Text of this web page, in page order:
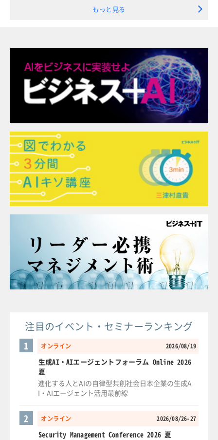
もっと見る
注目のイベント・セミナーランキング
オンライン 2026/08/19
1
生成AI・AIエージェントフォーラム Online 2026
夏
進化する人とAIの自律型共創社会日本企業の生成A
I・AIエージェント活用最前線
オンライン 2026/08/26-27
2
Security Management Conference 2026 夏